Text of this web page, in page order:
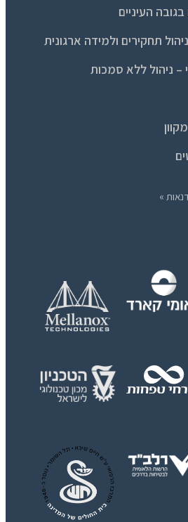
העיניים
תחקירים ולמידה ארגונית
– ניהול ללא סמכות
»